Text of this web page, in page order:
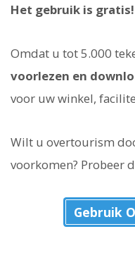
Het gebruik is gratis!
Omdat u tot 5.000
voorlezen en
voor uw winkel,
Wilt u overtourism
voorkomen? Probeer
Gebruik